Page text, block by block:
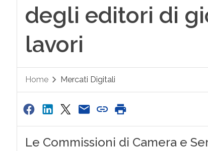
degli editori di
lavori
Home Mercati Digitali
Le Commissioni di Camera e